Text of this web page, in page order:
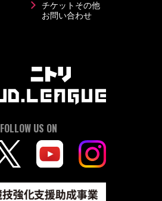
チケットその他
お問い合わせ
FOLLOW US ON